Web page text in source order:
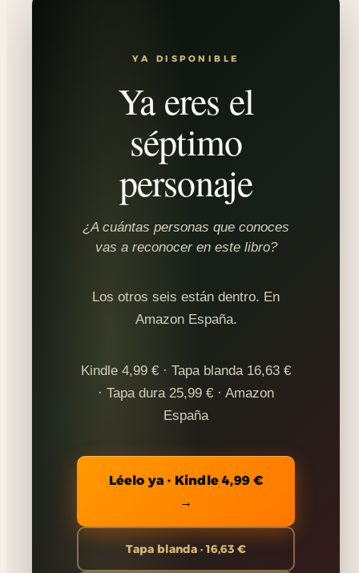
YA DISPONIBLE
Ya eres el
séptimo
personaje
¿A cuántas personas que conoces
vas a reconocer en este libro?
Los otros seis están dentro. En
Amazon España.
Kindle 4,99 € · Tapa blanda 16,63 €
· Tapa dura 25,99 € · Amazon
España
Léelo ya · Kindle 4,99 €
→
Tapa blanda · 16,63 €